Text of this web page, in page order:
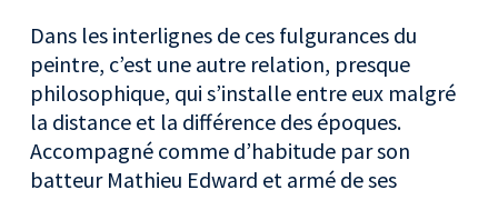
Dans les interlignes de ces fulgurances du
peintre, c’est une autre relation, presque
philosophique, qui s’installe entre eux malgré
la distance et la différence des époques.
Accompagné comme d’habitude par son
batteur Mathieu Edward et armé de ses